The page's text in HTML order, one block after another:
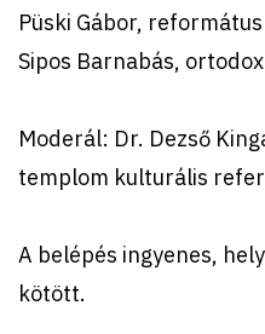
Püski Gábor,
Sipos Barnabás,
Moderál: Dr. Dezső
templom kulturális
A belépés ingyenes,
kötött.